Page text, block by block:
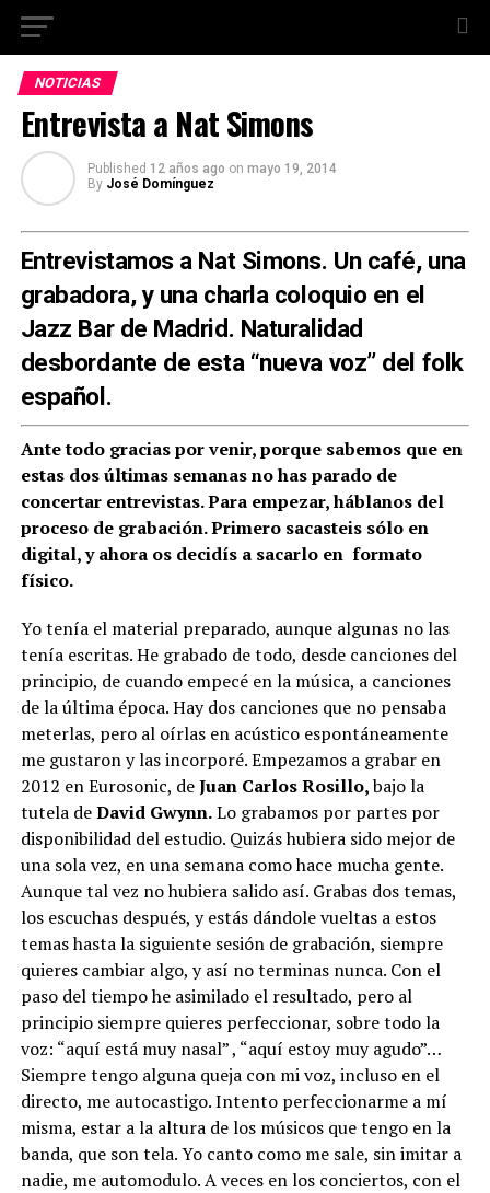
NOTICIAS
Entrevista a Nat Simons
Published 12 años ago on mayo 19, 2014
By José Domínguez
Entrevistamos a Nat Simons. Un café, una
grabadora, y una charla coloquio en el
Jazz Barde Madrid. Naturalidad
desbordante de esta “nueva voz” del folk
español.
Ante todo gracias por venir, porque sabemos que en
estas dos últimas semanas no has parado de
concertar entrevistas. Para empezar, háblanos del
proceso de grabación. Primero sacasteis sólo en
digital, y ahora os decidís a sacarlo en formato
físico.
Yo tenía el material preparado, aunque algunas no las
tenía escritas. He grabado de todo, desde canciones del
principio, de cuando empecé en la música, a canciones
de la última época. Hay dos canciones que no pensaba
meterlas, pero al oírlas en acústico espontáneamente
me gustaron y las incorporé. Empezamos a grabar en
2012 en Eurosonic, deJuan Carlos Rosillo,bajo la
tutela deDavid Gwynn.Lo grabamos por partes por
disponibilidad del estudio. Quizás hubiera sido mejor de
una sola vez, en una semana como hace mucha gente.
Aunque tal vez no hubiera salido así. Grabas dos temas,
los escuchas después, y estás dándole vueltas a estos
temas hasta la siguiente sesión de grabación, siempre
quieres cambiar algo, y así no terminas nunca. Con el
paso del tiempo he asimilado el resultado, pero al
principio siempre quieres perfeccionar, sobre todo la
voz: “aquí está muy nasal” , “aquí estoy muy agudo”…
Siempre tengo alguna queja con mi voz, incluso en el
directo, me autocastigo. Intento perfeccionarme a mí
misma, estar a la altura de los músicos que tengo en la
banda, que son tela. Yo canto como me sale, sin imitar a
nadie, me automodulo. A veces en los conciertos, con el